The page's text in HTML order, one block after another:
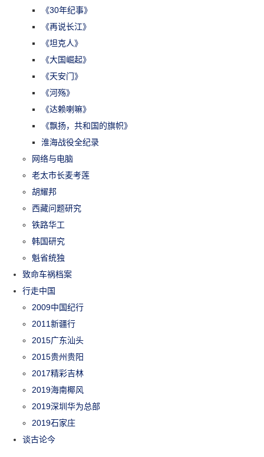
《30年纪事》
《再说长江》
《坦克人》
《大国崛起》
《天安门》
《河殇》
《达赖喇嘛》
《飘扬，共和国的旗帜》
淮海战役全纪录
网络与电脑
老太市长麦考莲
胡耀邦
西藏问题研究
铁路华工
韩国研究
魁省统独
致命车祸档案
行走中国
2009中国纪行
2011新疆行
2015广东汕头
2015贵州贵阳
2017精彩吉林
2019海南椰风
2019深圳华为总部
2019石家庄
谈古论今